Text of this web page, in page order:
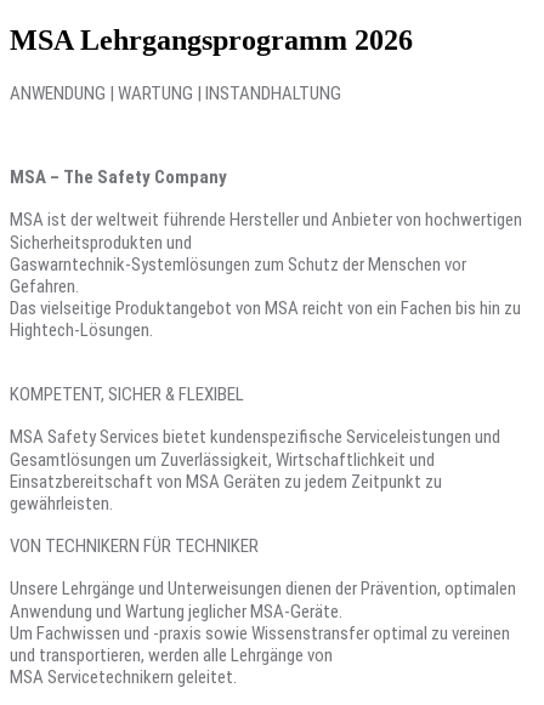
MSA Lehrgangsprogramm 2026
ANWENDUNG | WARTUNG | INSTANDHALTUNG
MSA – The Safety Company
MSA ist der weltweit führende Hersteller und Anbieter von hochwertigen
Sicherheitsprodukten und
Gaswarntechnik-Systemlösungen zum Schutz der Menschen vor
Gefahren.
Das vielseitige Produktangebot von MSA reicht von ein Fachen bis hin zu
Hightech-Lösungen.
KOMPETENT, SICHER & FLEXIBEL
MSA Safety Services bietet kundenspezifische Serviceleistungen und
Gesamtlösungen um Zuverlässigkeit, Wirtschaftlichkeit und
Einsatzbereitschaft von MSA Geräten zu jedem Zeitpunkt zu
gewährleisten.
VON TECHNIKERN FÜR TECHNIKER
Unsere Lehrgänge und Unterweisungen dienen der Prävention, optimalen
Anwendung und Wartung jeglicher MSA-Geräte.
Um Fachwissen und -praxis sowie Wissenstransfer optimal zu vereinen
und transportieren, werden alle Lehrgänge von
MSA Servicetechnikern geleitet.